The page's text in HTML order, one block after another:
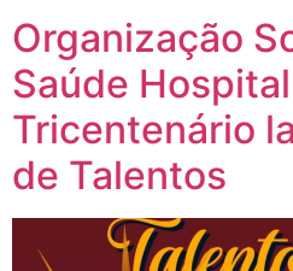
Organização
Saúde
Tricentenário
de Talentos